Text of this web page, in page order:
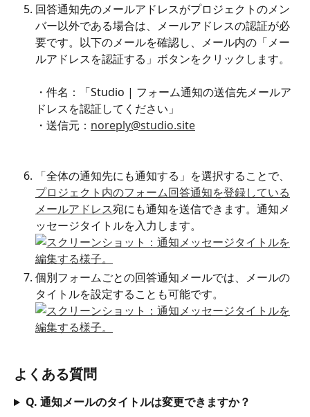
回答通知先のメールアドレスがプロジェクトのメン
バー以外である場合は、メールアドレスの認証が必
要です。以下のメールを確認し、メール内の「メー
ルアドレスを認証する」ボタンをクリックします。
・件名：「Studio | フォーム通知の送信先メールア
ドレスを認証してください」
・送信元： noreply@studio.site
「全体の通知先にも通知する」を選択することで、
プロジェクト内のフォーム回答通知を登録している
メールアドレス宛にも通知を送信できます。通知メ
ッセージタイトルを入力します。
個別フォームごとの回答通知メールでは、メールの
タイトルを設定することも可能です。
よくある質問
Q. 通知メールのタイトルは変更できますか？